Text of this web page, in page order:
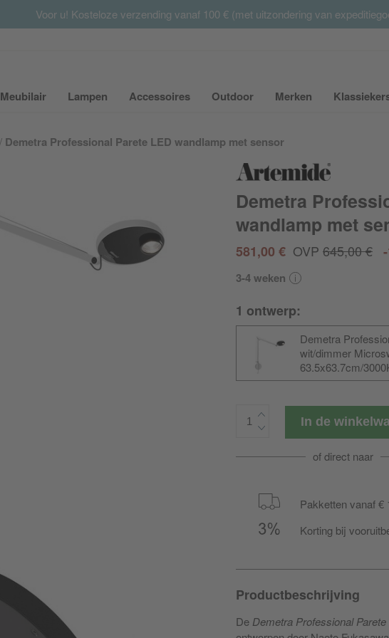
Summer Sale: met tot 65% korting >> nu bestellen
Voor u! Kosteloze verzending vanaf 100 € (met uitzondering van
Meubilair Submenu van Meubilair uit- of inklappen
Lampen Submenu van Lampen uit- of inklappen
Accessoires Submenu van Accessoires uit- of
Outdoor Submenu van Outdoor
Merken Submenu
Demetra Professional Parete LED wandlamp met sensor
Demetra
wandlamp met
581,00 € OVP 645,00 €
3-4 weken
1 ontwerp:
Demetra
wit/dimmer
63.5x63.7cm/
In de
of direct naar
Pakketten vanaf €
Korting bij
Productbeschrijving
De Demetra Professional